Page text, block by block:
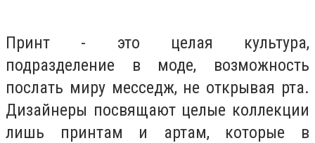
Принт - это целая культура,
подразделение в моде, возможность
послать миру месседж, не открывая рта.
Дизайнеры посвящают целые коллекции
лишь принтам и артам, которые в